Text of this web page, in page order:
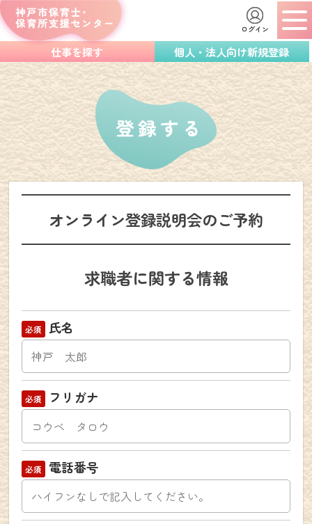
ログイン
仕事を探す 個人・法人向け新規登録
オンライン登録説明会のご予約
求職者に関する情報
氏名
フリガナ
電話番号